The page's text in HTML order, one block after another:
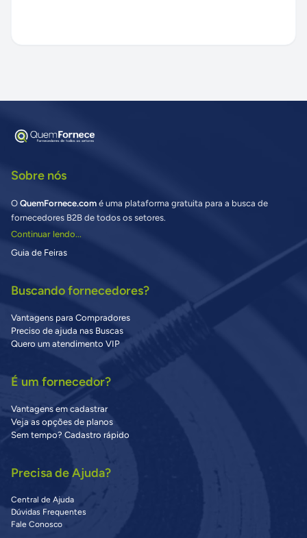
Sobre nós
O QuemFornece.com é uma plataforma gratuita para a busca de
fornecedores B2B de todos os setores.
Continuar lendo...
Guia de Feiras
Buscando fornecedores?
Vantagens para Compradores
Preciso de ajuda nas Buscas
Quero um atendimento VIP
É um fornecedor?
Vantagens em cadastrar
Veja as opções de planos
Sem tempo? Cadastro rápido
Precisa de Ajuda?
Central de Ajuda
Dúvidas Frequentes
Fale Conosco